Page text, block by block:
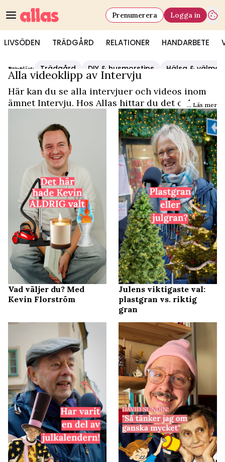
LIVSÖDEN TRÄDGÅRD RELATIONER HANDARBETE
Prenumerera Logga in
Populärt: Trädgård DIY & husmorstips Hälsa &
Video Start/Intervju
Alla videoklipp av Intervju
Här kan du se alla intervjuer och videos inom
ämnet Intervju. Hos Allas hittar du det och... Läs mer
Vad väljer du? Med
Kevin Florström
Julens viktigaste val:
plastgran vs. riktig
gran